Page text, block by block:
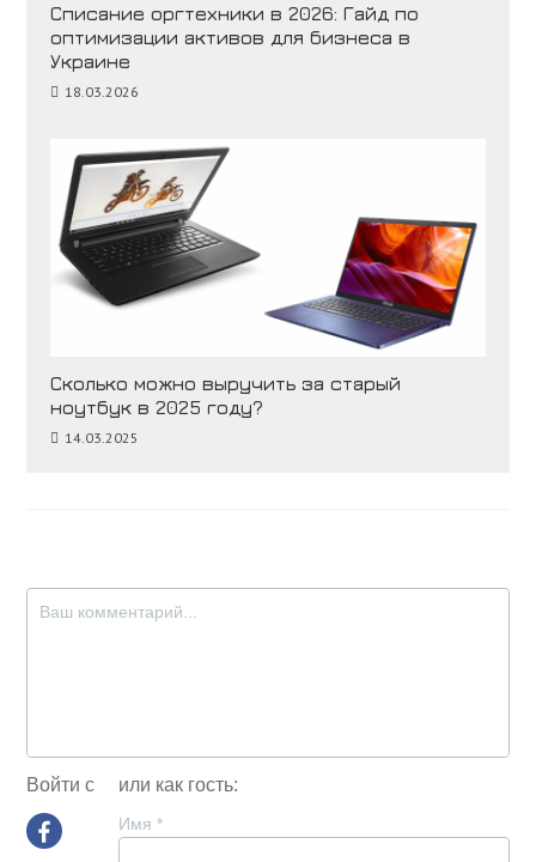
Списание оргтехники в 2026: Гайд по
оптимизации активов для бизнеса в
Украине
18.03.2026
Сколько можно выручить за старый
ноутбук в 2025 году?
14.03.2025
Войти с или как гость:
Имя *